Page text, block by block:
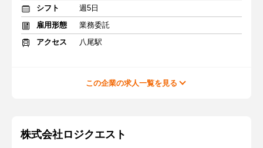
シフト
週5日
雇用形態
業務委託
アクセス
八尾駅
この企業の求人一覧を見る
株式会社ロジクエスト